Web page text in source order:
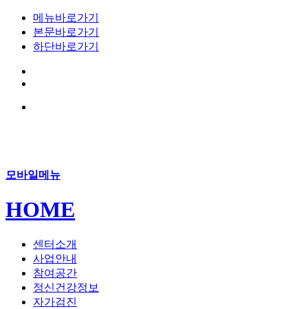
메뉴바로가기
본문바로가기
하단바로가기
모바일메뉴
HOME
센터소개
사업안내
참여공간
정신건강정보
자가검진